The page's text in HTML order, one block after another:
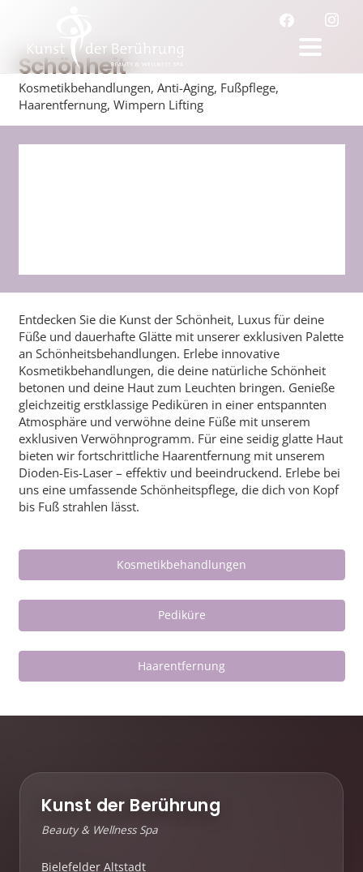
Schönheit
Kosmetikbehandlungen, Anti-Aging, Fußpflege,
Haarentfernung, Wimpern Lifting
Entdecken Sie die Kunst der Schönheit, Luxus für deine
Füße und dauerhafte Glätte mit unserer exklusiven Palette
an Schönheitsbehandlungen. Erlebe innovative
Kosmetikbehandlungen, die deine natürliche Schönheit
betonen und deine Haut zum Leuchten bringen. Genieße
gleichzeitig erstklassige Pediküren in einer entspannten
Atmosphäre und verwöhne deine Füße mit unserem
exklusiven Verwöhnprogramm. Für eine seidig glatte Haut
bieten wir fortschrittliche Haarentfernung mit unserem
Dioden-Eis-Laser – effektiv und beeindruckend. Erlebe bei
uns eine umfassende Schönheitspflege, die dich von Kopf
bis Fuß strahlen lässt.
Kosmetikbehandlungen
Pediküre
Haarentfernung
Kunst der Berührung
Beauty & Wellness Spa
Bielefelder Altstadt